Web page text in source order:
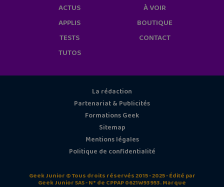
ACTUS
APPLIS
TESTS
TUTOS
À VOIR
BOUTIQUE
CONTACT
La rédaction
Partenariat & Publicités
Formations Geek
Sitemap
Mentions légales
Politique de confidentialité
Geek Junior © Tous droits réservés 2015 - 2025 - Édité par
Geek Junior SAS - N° de CPPAP 0621W93953. Marque